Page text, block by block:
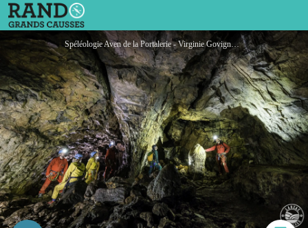
Accro Roc - Spéléologie
Spéléologie Aven de la Portalerie - Virginie Govignon - OT Larzac Vallées